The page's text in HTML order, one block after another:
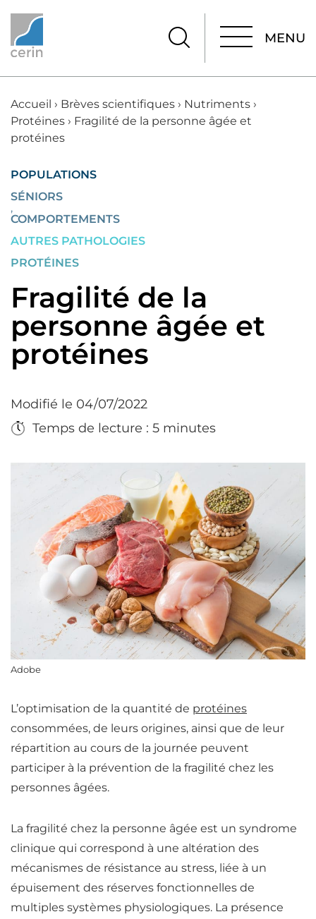
MENU
Accueil › Brèves scientifiques › Nutriments ›
Protéines › Fragilité de la personne âgée et
protéines
POPULATIONS
SÉNIORS
,
COMPORTEMENTS
AUTRES PATHOLOGIES
PROTÉINES
Fragilité de la
personne âgée et
protéines
Modifié le 04/07/2022
Temps de lecture : 5 minutes
Adobe
L’optimisation de la quantité de protéines
consommées, de leurs origines, ainsi que de leur
répartition au cours de la journée peuvent
participer à la prévention de la fragilité chez les
personnes âgées.
La fragilité chez la personne âgée est un syndrome
clinique qui correspond à une altération des
mécanismes de résistance au stress, liée à un
épuisement des réserves fonctionnelles de
multiples systèmes physiologiques. La présence